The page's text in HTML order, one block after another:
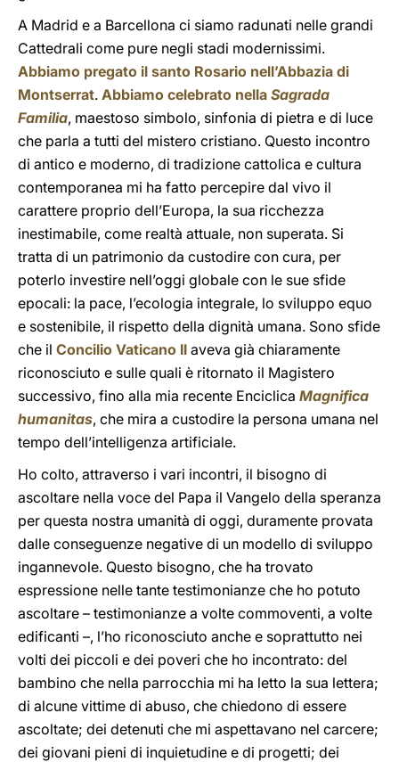
A Madrid e a Barcellona ci siamo radunati nelle grandi
Cattedrali come pure negli stadi modernissimi.
Abbiamo pregato il santo Rosario nell’Abbazia di
Montserrat. Abbiamo celebrato nella Sagrada
Familia, maestoso simbolo, sinfonia di pietra e di luce
che parla a tutti del mistero cristiano. Questo incontro
di antico e moderno, di tradizione cattolica e cultura
contemporanea mi ha fatto percepire dal vivo il
carattere proprio dell’Europa, la sua ricchezza
inestimabile, come realtà attuale, non superata. Si
tratta di un patrimonio da custodire con cura, per
poterlo investire nell’oggi globale con le sue sfide
epocali: la pace, l’ecologia integrale, lo sviluppo equo
e sostenibile, il rispetto della dignità umana. Sono sfide
che il Concilio Vaticano II aveva già chiaramente
riconosciuto e sulle quali è ritornato il Magistero
successivo, fino alla mia recente Enciclica Magnifica
humanitas, che mira a custodire la persona umana nel
tempo dell’intelligenza artificiale.
Ho colto, attraverso i vari incontri, il bisogno di
ascoltare nella voce del Papa il Vangelo della speranza
per questa nostra umanità di oggi, duramente provata
dalle conseguenze negative di un modello di sviluppo
ingannevole. Questo bisogno, che ha trovato
espressione nelle tante testimonianze che ho potuto
ascoltare – testimonianze a volte commoventi, a volte
edificanti –, l’ho riconosciuto anche e soprattutto nei
volti dei piccoli e dei poveri che ho incontrato: del
bambino che nella parrocchia mi ha letto la sua lettera;
di alcune vittime di abuso, che chiedono di essere
ascoltate; dei detenuti che mi aspettavano nel carcere;
dei giovani pieni di inquietudine e di progetti; dei